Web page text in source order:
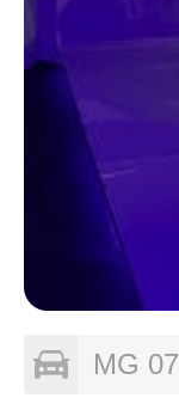
MG 07